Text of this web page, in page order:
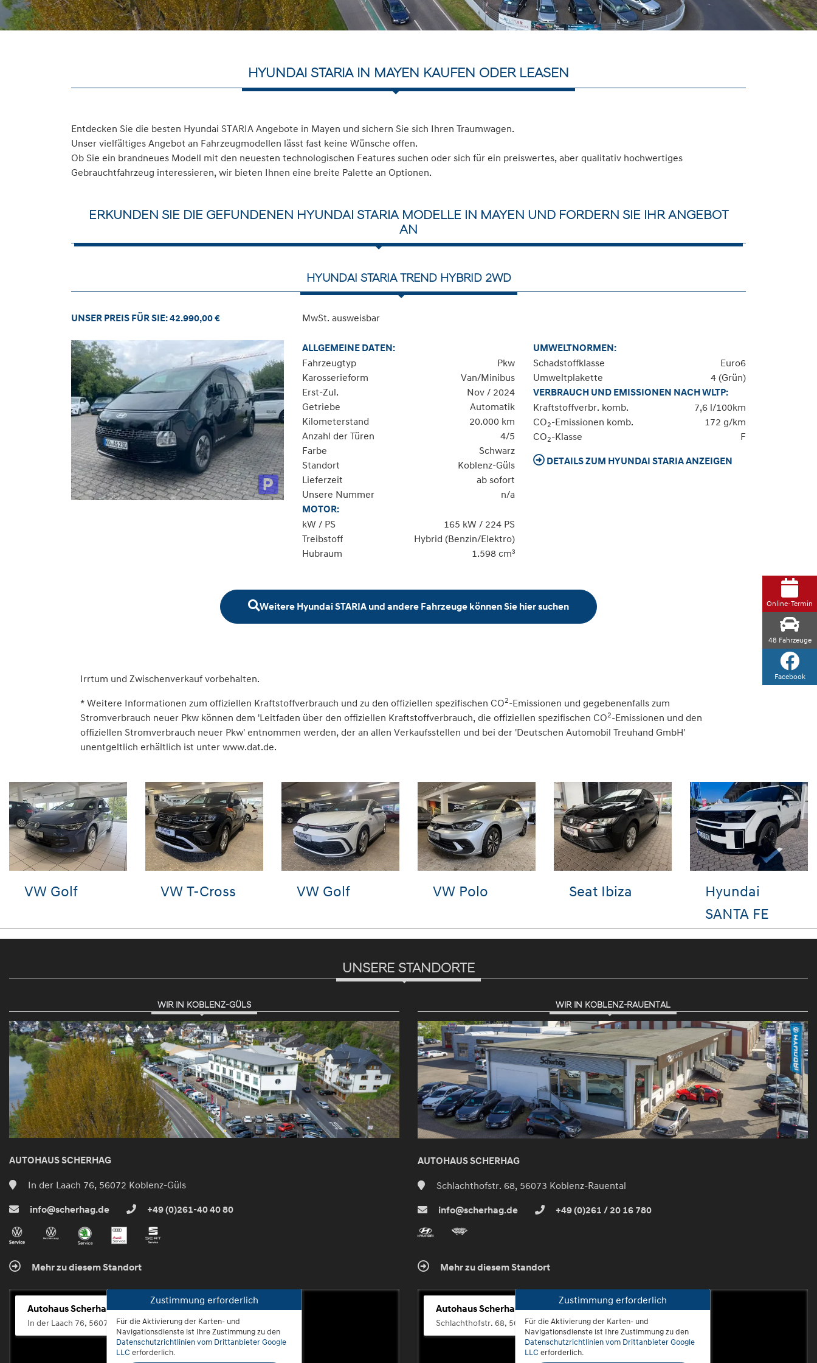
HYUNDAI STARIA IN MAYEN KAUFEN ODER LEASEN
Entdecken Sie die besten Hyundai STARIA Angebote in Mayen und sichern Sie sich Ihren Traumwagen.
Unser vielfältiges Angebot an Fahrzeugmodellen lässt fast keine Wünsche offen.
Ob Sie ein brandneues Modell mit den neuesten technologischen Features suchen oder sich für ein preiswertes, aber qualitativ hochwertiges
Gebrauchtfahrzeug interessieren, wir bieten Ihnen eine breite Palette an Optionen.
ERKUNDEN SIE DIE GEFUNDENEN HYUNDAI STARIA MODELLE IN MAYEN UND FORDERN SIE IHR ANGEBOT
AN
HYUNDAI STARIA TREND HYBRID 2WD
UNSER PREIS FÜR SIE: 42.990,00 € MwSt. ausweisbar
ALLGEMEINE DATEN:
Fahrzeugtyp
Pkw
Karosserieform
Van/Minibus
Erst-Zul.
Nov / 2024
Getriebe
Automatik
Kilometerstand
20.000 km
Anzahl der Türen
4/5
Farbe
Schwarz
Standort
Koblenz-Güls
Lieferzeit
ab sofort
Unsere Nummer
n/a
MOTOR:
kW / PS
165 kW / 224 PS
Treibstoff
Hybrid (Benzin/Elektro)
Hubraum
1.598 cm³
UMWELTNORMEN:
Schadstoffklasse
Euro6
Umweltplakette
4 (Grün)
VERBRAUCH UND EMISSIONEN NACH WLTP:
Kraftstoffverbr. komb.
7,6 l/100km
CO2-Emissionen komb.
172 g/km
CO2-Klasse F
DETAILS ZUM HYUNDAI STARIA ANZEIGEN
Weitere Hyundai STARIA und andere Fahrzeuge können Sie hier suchen
Irrtum und Zwischenverkauf vorbehalten.
* Weitere Informationen zum offiziellen Kraftstoffverbrauch und zu den offiziellen spezifischen CO2-Emissionen und gegebenenfalls zum
Stromverbrauch neuer Pkw können dem 'Leitfaden über den offiziellen Kraftstoffverbrauch, die offiziellen spezifischen CO2-Emissionen und den
offiziellen Stromverbrauch neuer Pkw' entnommen werden, der an allen Verkaufsstellen und bei der 'Deutschen Automobil Treuhand GmbH'
unentgeltlich erhältlich ist unter www.dat.de.
Seat Ibiza VW Tayron
VW Passat
VW Golf VW ID.3 Hyundai
UNSERE STANDORTE
WIR IN KOBLENZ-GÜLS
AUTOHAUS SCHERHAG
In der Laach 76, 56072 Koblenz-Güls
info@scherhag.de +49 (0)261-40 40 80
Mehr zu diesem Standort
Autohaus Scherhag
In der Laach 76, 56072 Koblenz-Güls
Zustimmung erforderlich
Für die Aktivierung der Karten- und
Navigationsdienste ist Ihre Zustimmung zu den
Datenschutzrichtlinien vom Drittanbieter Google
LLC erforderlich.
WIR IN KOBLENZ-RAUENTAL
AUTOHAUS SCHERHAG
Schlachthofstr. 68, 56073 Koblenz-Rauental
info@scherhag.de +49 (0)261 / 20 16 780
Mehr zu diesem Standort
Autohaus Scherhag
Schlachthofstr. 68, 56073 Koblenz-Rauental
Zustimmung erforderlich
Für die Aktivierung der Karten- und
Navigationsdienste ist Ihre Zustimmung zu den
Datenschutzrichtlinien vom Drittanbieter Google
LLC erforderlich.
Online-Termin
48Fahrzeuge
Facebook